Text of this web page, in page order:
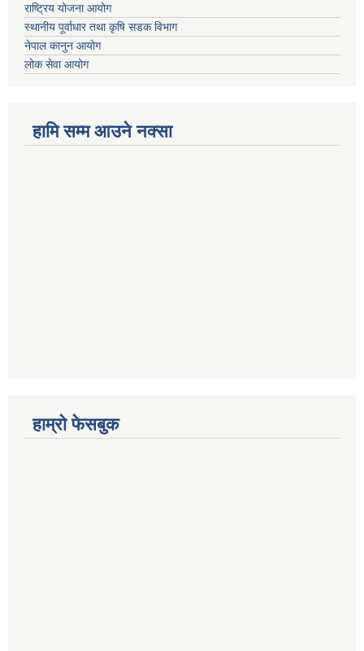
राष्ट्रिय योजना आयोग
स्थानीय पूर्वाधार तथा कृषि सडक विभाग
नेपाल कानुन आयोग
लोक सेवा आयोग
हामि सम्म आउने नक्सा
हाम्रो फेसबुक